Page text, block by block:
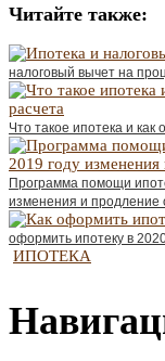
Читайте также:
налоговый вычет на
Что такое ипотека и как
Программа помощи
изменения и продление
оформить ипотеку в
ИПОТЕКА